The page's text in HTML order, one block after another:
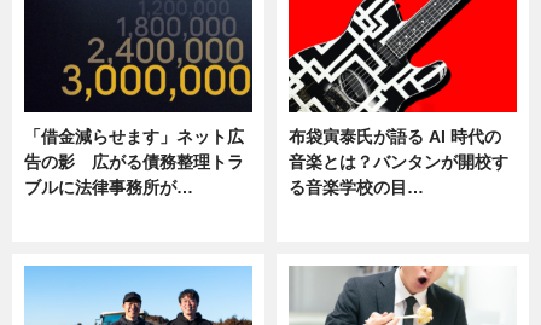
「借金減らせます」ネット広
告の影 広がる債務整理トラ
ブルに法律事務所が…
布袋寅泰氏が語る AI 時代の
音楽とは？バンタンが開校す
る音楽学校の目…